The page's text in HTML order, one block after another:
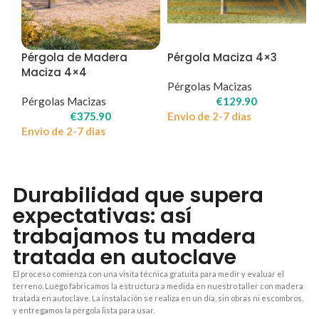
Pérgola de Madera
Maciza 4×4
Pérgolas Macizas
€375.90
Envio de 2-7 dias
Pérgola Maciza 4×3
Pérgolas Macizas
€129.90
Envio de 2-7 dias
Durabilidad que supera
expectativas: así
trabajamos tu madera
tratada en autoclave
El proceso comienza con una visita técnica gratuita para medir y evaluar el
terreno. Luego fabricamos la estructura a medida en nuestro taller con madera
tratada en autoclave. La instalación se realiza en un día, sin obras ni escombros,
y entregamos la pérgola lista para usar.